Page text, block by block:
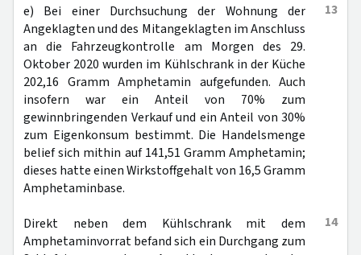
13
e) Bei einer Durchsuchung der Wohnung der
Angeklagten und des Mitangeklagten im Anschluss
an die Fahrzeugkontrolle am Morgen des 29.
Oktober 2020 wurden im Kühlschrank in der Küche
202,16 Gramm Amphetamin aufgefunden. Auch
insofern war ein Anteil von 70% zum
gewinnbringenden Verkauf und ein Anteil von 30%
zum Eigenkonsum bestimmt. Die Handelsmenge
belief sich mithin auf 141,51 Gramm Amphetamin;
dieses hatte einen Wirkstoffgehalt von 16,5 Gramm
Amphetaminbase.
14
Direkt neben dem Kühlschrank mit dem
Amphetaminvorrat befand sich ein Durchgang zum